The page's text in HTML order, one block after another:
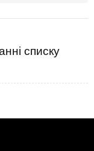
списку